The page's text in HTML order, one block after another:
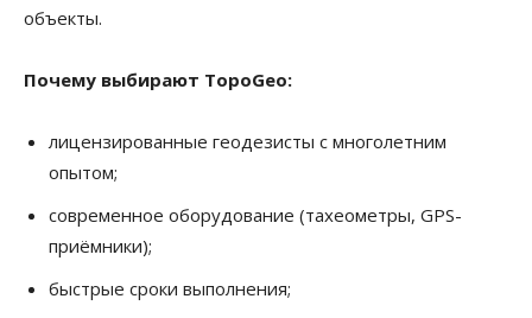
объекты.
Почему выбирают TopoGeo:
лицензированные геодезисты с многолетним
опытом;
современное оборудование (тахеометры, GPS-
приёмники);
быстрые сроки выполнения;